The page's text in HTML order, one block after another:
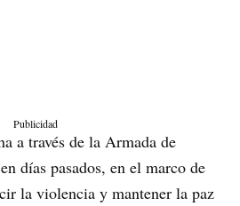
Publicidad
a través de la Armada de
días pasados, en el marco de
la violencia y mantener la paz